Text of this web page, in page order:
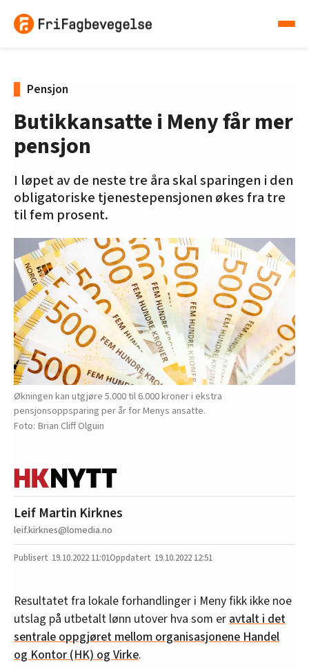
Pensjon
Butikkansatte i Meny får mer
pensjon
I løpet av de neste tre åra skal sparingen i den
obligatoriske tjenestepensjonen økes fra tre
til fem prosent.
Økningen kan utgjøre 5.000 til 6.000 kroner i ekstra
pensjonsoppsparing per år for Menys ansatte.
Brian Cliff Olguin
Leif Martin Kirknes
leif.kirknes@lomedia.no
19.10.2022 11:01 19.10.2022 12:51
Resultatet fra lokale forhandlinger i Meny fikk ikke noe
utslag på utbetalt lønn utover hva som er avtalt i det
sentrale oppgjøret mellom organisasjonene Handel
og Kontor (HK) og Virke.